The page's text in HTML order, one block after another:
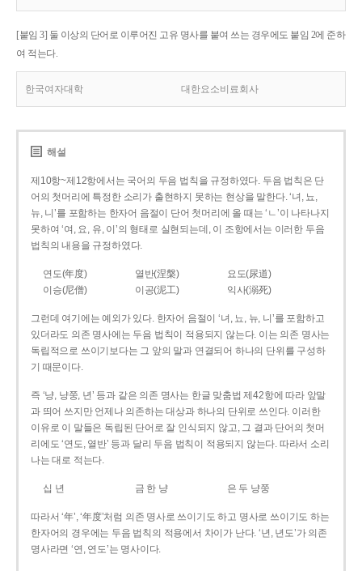
[붙임 3] 둘 이상의 단어로 이루어진 고유 명사를 붙여 쓰는 경우에도 붙임 2에 준하
여 적는다.
한국여자대학 대한요소비료회사
해설
제10항~제12항에서는 국어의 두음 법칙을 규정하였다. 두음 법칙은 단
어의 첫머리에 특정한 소리가 출현하지 못하는 현상을 말한다. ‘녀, 뇨,
뉴, 니’를 포함하는 한자어 음절이 단어 첫머리에 올 때는 ‘ㄴ’이 나타나지
못하여 ‘여, 요, 유, 이’의 형태로 실현되는데, 이 조항에서는 이러한 두음
법칙의 내용을 규정하였다.
연도(年度) 열반(涅槃)
요도(尿道)
이승(尼僧)
이공(泥工) 익사(溺死)
그런데 여기에는 예외가 있다. 한자어 음절이 ‘녀, 뇨, 뉴, 니’를 포함하고
있더라도 의존 명사에는 두음 법칙이 적용되지 않는다. 이는 의존 명사는
독립적으로 쓰이기보다는 그 앞의 말과 연결되어 하나의 단위를 구성하
기 때문이다.
즉 ‘냥, 냥쭝, 년’ 등과 같은 의존 명사는 한글 맞춤법 제42항에 따라 앞말
과 띄어 쓰지만 언제나 의존하는 대상과 하나의 단위로 쓰인다. 이러한
이유로 이 말들은 독립된 단어로 잘 인식되지 않고, 그 결과 단어의 첫머
리에도 ‘연도, 열반’ 등과 달리 두음 법칙이 적용되지 않는다. 따라서 소리
나는 대로 적는다.
십 년 금 한 냥 은 두 냥쭝
따라서 ‘年’, ‘年度’처럼 의존 명사로 쓰이기도 하고 명사로 쓰이기도 하는
한자어의 경우에는 두음 법칙의 적용에서 차이가 난다. ‘년, 년도’가 의존
명사라면 ‘연, 연도’는 명사이다.